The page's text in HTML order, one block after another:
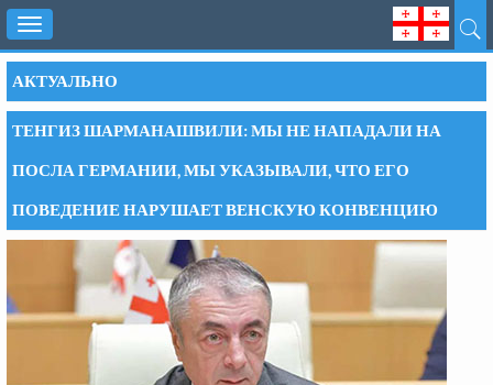
Toggle
navigation
АКТУАЛЬНО
ТЕНГИЗ ШАРМАНАШВИЛИ: МЫ НЕ НАПАДАЛИ НА
ПОСЛА ГЕРМАНИИ, МЫ УКАЗЫВАЛИ, ЧТО ЕГО
ПОВЕДЕНИЕ НАРУШАЕТ ВЕНСКУЮ КОНВЕНЦИЮ